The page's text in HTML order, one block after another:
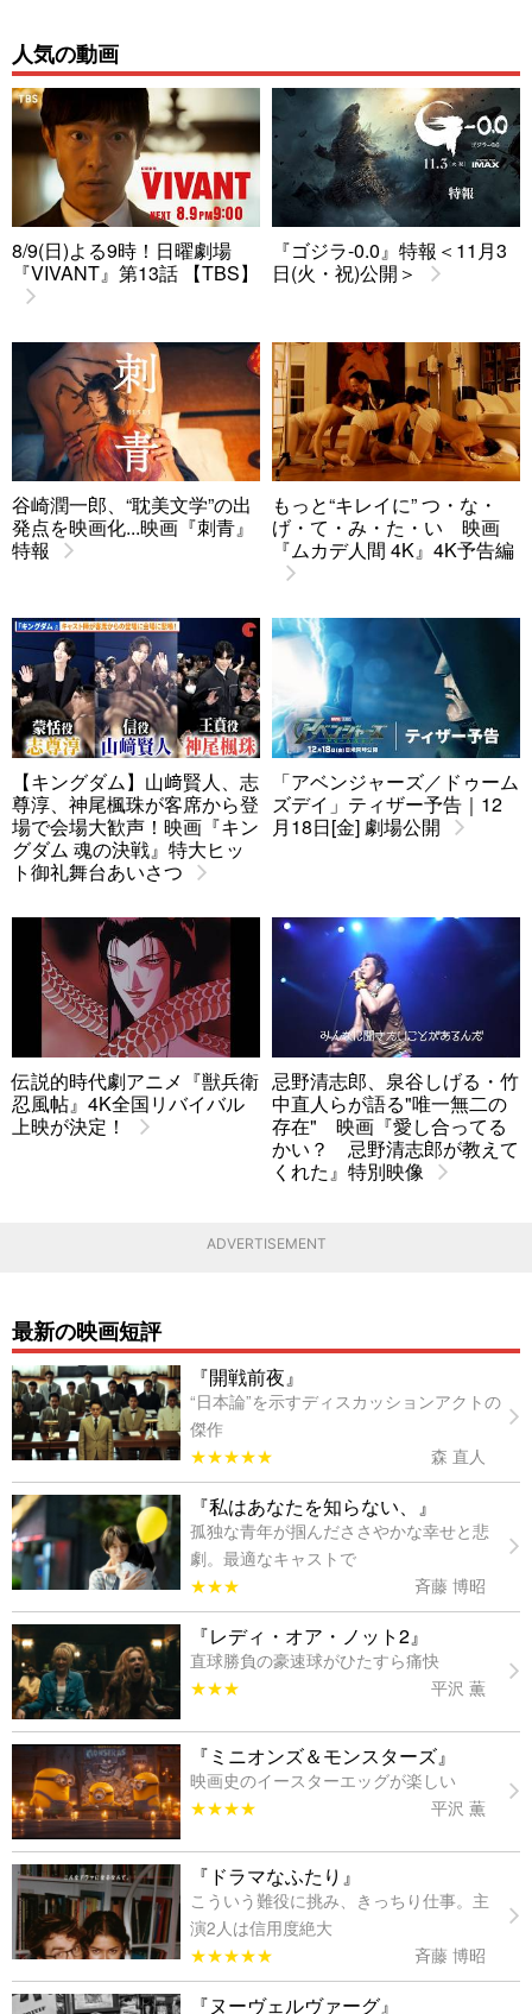
人気の動画
8/9(日)よる9時！日曜劇場
『VIVANT』第13話 【TBS】
『ゴジラ-0.0』特報＜11月3
日(火・祝)公開＞
谷崎潤一郎、“耽美文学”の出
発点を映画化...映画『刺青』
特報
もっと“キレイに” つ・な・
げ・て・み・た・い 映画
『ムカデ人間 4K』4K予告編
【キングダム】山﨑賢人、志
尊淳、神尾楓珠が客席から登
場で会場大歓声！映画『キン
グダム 魂の決戦』特大ヒッ
ト御礼舞台あいさつ
「アベンジャーズ／ドゥーム
ズデイ」ティザー予告｜12
月18日[金] 劇場公開
伝説的時代劇アニメ『獣兵衛
忍風帖』4K全国リバイバル
上映が決定！
忌野清志郎、泉谷しげる・竹
中直人らが語る"唯一無二の
存在" 映画『愛し合ってる
かい？ 忌野清志郎が教えて
くれた』特別映像
ADVERTISEMENT
最新の映画短評
『開戦前夜』
“日本論”を示すディスカッションアクトの
傑作
★★★★★
森 直人
『私はあなたを知らない、』
孤独な青年が掴んだささやかな幸せと悲
劇。最適なキャストで
★★★
斉藤 博昭
『レディ・オア・ノット2』
直球勝負の豪速球がひたすら痛快
★★★
平沢 薫
『ミニオンズ＆モンスターズ』
映画史のイースターエッグが楽しい
★★★★
平沢 薫
『ドラマなふたり』
こういう難役に挑み、きっちり仕事。主
演2人は信用度絶大
★★★★★
斉藤 博昭
『ヌーヴェルヴァーグ』